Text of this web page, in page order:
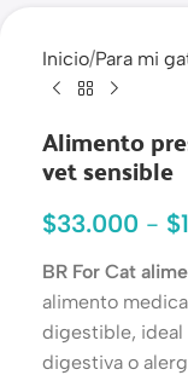
Inicio Para mi
Alimento
vet sensible
$33.000 - $
BR For Cat
alimento
digestible, ideal
digestiva o